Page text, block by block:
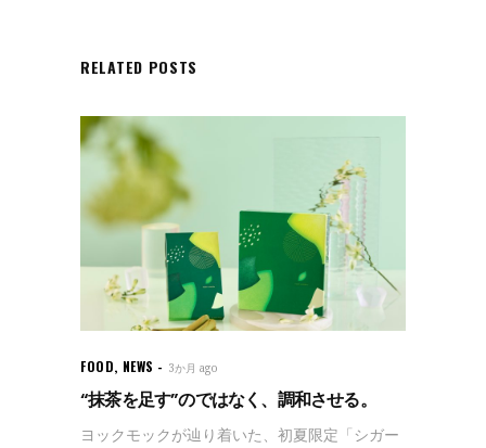
RELATED POSTS
FOOD, NEWS 3か月 ago
“抹茶を足す”のではなく、調和させる。
ヨックモックが辿り着いた、初夏限定「シガー